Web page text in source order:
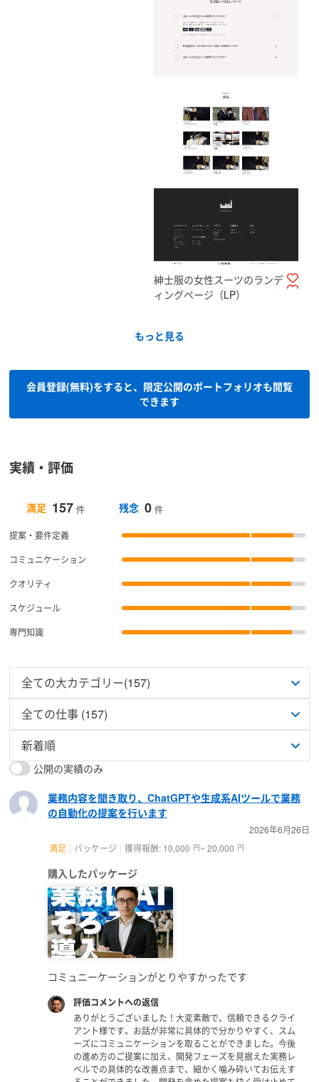
紳士服の女性スーツのランデ
ィングページ（LP）
もっと見る
会員登録(無料)をすると、限定公開のポートフォリオも閲覧
できます
実績・評価
満足 157 件 残念 0 件
提案・要件定義
コミュニケーション
クオリティ
スケジュール
専門知識
公開の実績のみ
業務内容を聞き取り、ChatGPTや生成系AIツールで業務
の自動化の提案を行います
2026年6月26日
満足
パッケージ 獲得報酬: 10,000 円~ 20,000 円
購入したパッケージ
コミュニーケーションがとりやすかったです
評価コメントへの返信
ありがとうございました！大変素敵で、信頼できるクライ
アント様です。お話が非常に具体的で分かりやすく、スム
ーズにコミュニケーションを取ることができました。今後
の進め方のご提案に加え、開発フェーズを見据えた実務レ
ベルでの具体的な改善点まで、細かく噛み砕いてお伝えす